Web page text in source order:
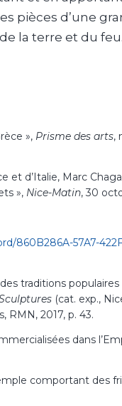
pièces d’une
la terre et du
», Prisme des arts,
et d’Italie, Marc
», Nice-Matin, 30
860B286A-57A7-
traditions populaires
(cat. exp.,
RMN, 2017, p. 43.
dans
comportant des